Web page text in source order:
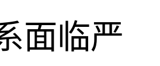
面临严